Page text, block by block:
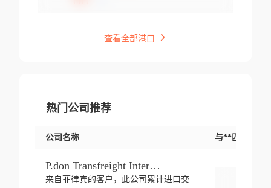
查看全部港口
热门公司推荐
公司名称 与**匹配交易
P.don Transfreight International
来自菲律宾的客户，此公司累计进口交